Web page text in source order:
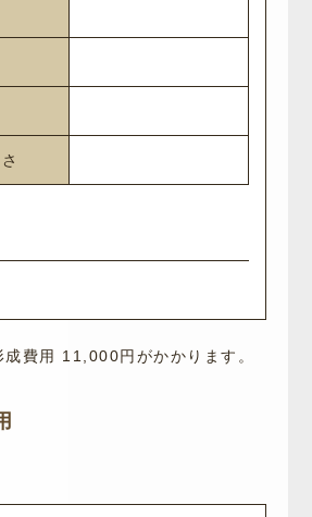
費用 11,000円がかかります。